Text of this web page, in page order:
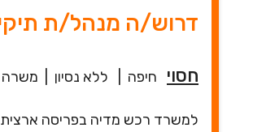
דרוש/ה מנהל/ת
חסוי חיפה ללא נסיון
למשרד רכש מדיה בפריסה ארצית